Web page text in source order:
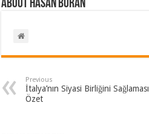
About Hasan BURAN
Previous
İtalya’nın Siyasi Birliğini Sağlaması
Özet